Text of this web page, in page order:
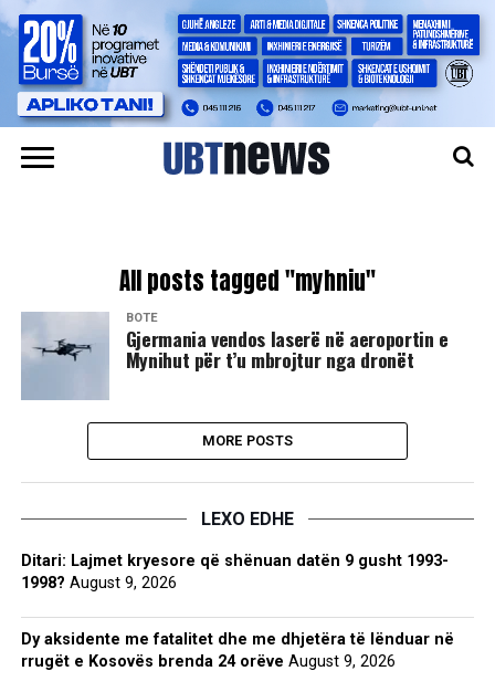
All posts tagged "myhniu"
BOTË
Gjermania vendos laserë në aeroportin e
Mynihut për t’u mbrojtur nga dronët
MORE POSTS
LEXO EDHE
Ditari: Lajmet kryesore që shënuan datën 9 gusht 1993-
1998? August 9, 2026
Dy aksidente me fatalitet dhe me dhjetëra të lënduar në
rrugët e Kosovës brenda 24 orëve August 9, 2026